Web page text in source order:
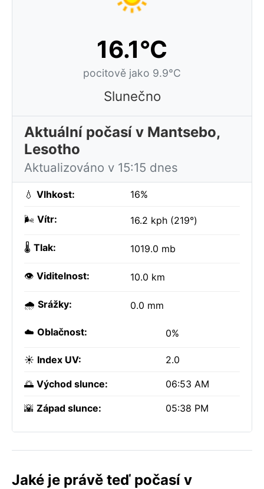
16.1°C
pocitově jako 9.9°C
Slunečno
Aktuální počasí v Mantsebo,
Lesotho
Aktualizováno v 15:15 dnes
💧 Vlhkost: 16%
🌬️ Vítr: 16.2 kph (219°)
🌡️ Tlak: 1019.0 mb
👁️ Viditelnost: 10.0 km
🌧️ Srážky: 0.0 mm
☁️ Oblačnost: 0%
☀️ Index UV: 2.0
🌅 Východ slunce: 06:53 AM
🌇 Západ slunce: 05:38 PM
Jaké je právě teď počasí v